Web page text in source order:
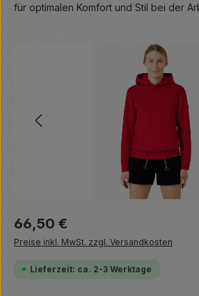
für optimalen Komfort und Stil bei der
Regulärer Preis:
66,50 €
Preise inkl. MwSt. zzgl. Versandkosten
Lieferzeit: ca. 2-3 Werktage